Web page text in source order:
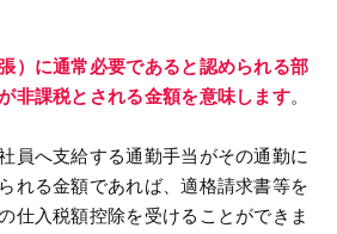
）に通常必要であると認められる部
非課税とされる金額を意味します。
員へ支給する通勤手当がその通勤に
れる金額であれば、適格請求書等を
仕入税額控除を受けることができま